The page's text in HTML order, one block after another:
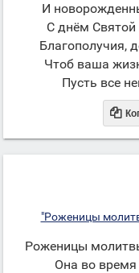
И
С днём Святой
Благополучия,
Чтоб ваша
Пусть все

"Роженицы
Роженицы
Она во время